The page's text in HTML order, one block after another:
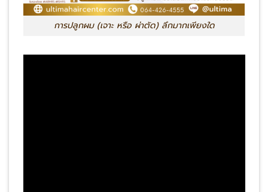
การปลูกผม (เจาะ หรือ ผ่าตัด) ลึกมากเพียงใด